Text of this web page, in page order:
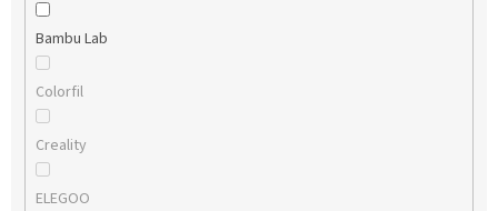
Bambu Lab
Colorfil
Creality
ELEGOO